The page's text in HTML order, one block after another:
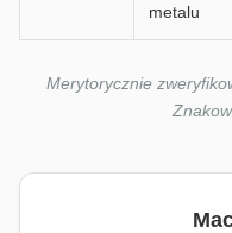
metalu
Merytorycznie